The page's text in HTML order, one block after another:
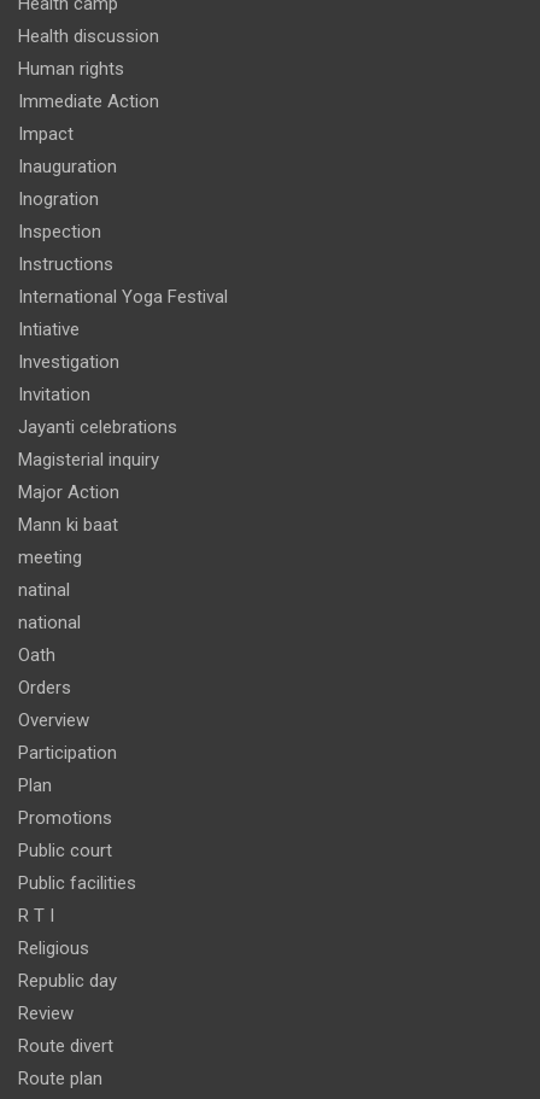
Health discussion
Human rights
Immediate Action
Impact
Inauguration
Inogration
Inspection
Instructions
International Yoga Festival
Intiative
Investigation
Invitation
Jayanti celebrations
Magisterial inquiry
Major Action
Mann ki baat
meeting
natinal
national
Oath
Orders
Overview
Participation
Plan
Promotions
Public court
Public facilities
R T I
Religious
Republic day
Review
Route divert
Route plan